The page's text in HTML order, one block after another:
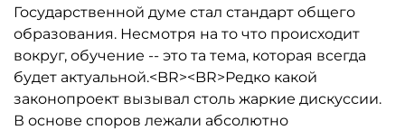
Государственной думе стал стандарт общего
образования. Несмотря на то что происходит
вокруг, обучение -- это та тема, которая всегда
будет актуальной.<BR><BR>Редко какой
законопроект вызывал столь жаркие дискуссии.
В основе споров лежали абсолютно